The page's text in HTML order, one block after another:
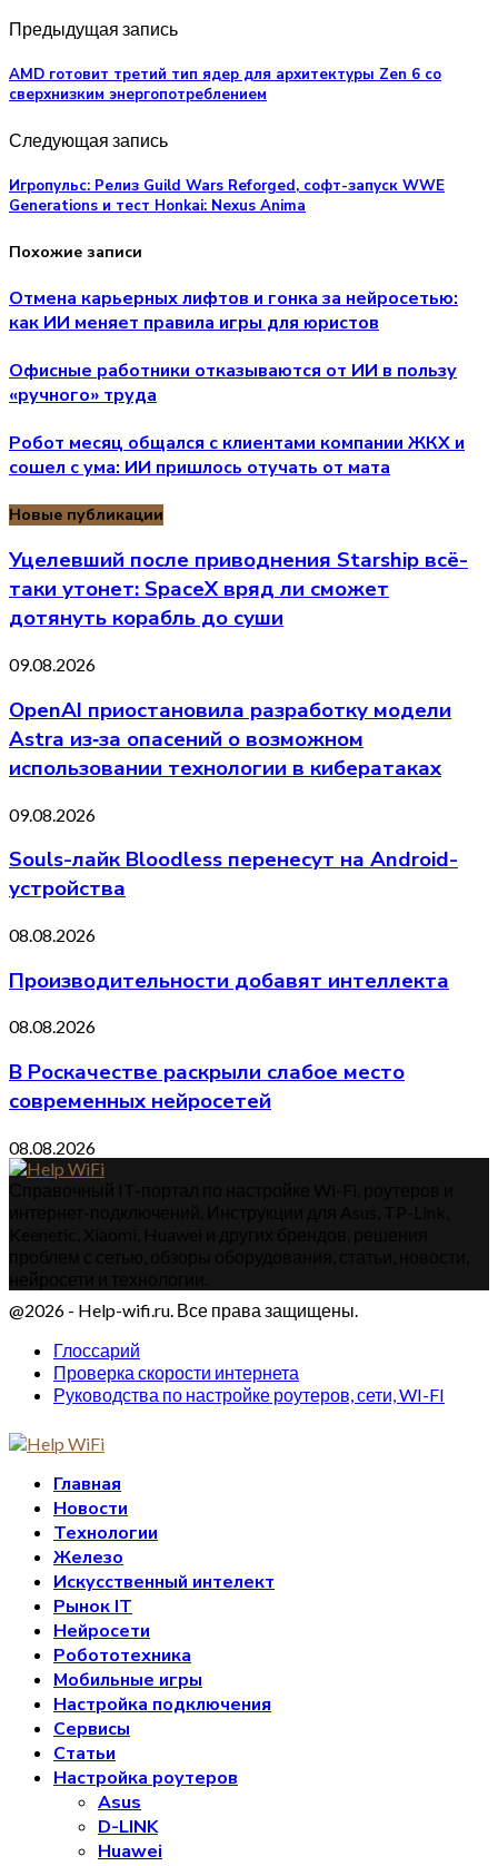
Предыдущая запись
AMD готовит третий тип ядер для архитектуры Zen 6 со
сверхнизким энергопотреблением
Следующая запись
Игропульс: Релиз Guild Wars Reforged, софт-запуск WWE
Generations и тест Honkai: Nexus Anima
Похожие записи
Отмена карьерных лифтов и гонка за нейросетью:
как ИИ меняет правила игры для юристов
Офисные работники отказываются от ИИ в пользу
«ручного» труда
Робот месяц общался с клиентами компании ЖКХ и
сошел с ума: ИИ пришлось отучать от мата
Новые публикации
Уцелевший после приводнения Starship всё-
таки утонет: SpaceX вряд ли сможет
дотянуть корабль до суши
09.08.2026
OpenAI приостановила разработку модели
Astra из‑за опасений о возможном
использовании технологии в кибератаках
09.08.2026
Souls-лайк Bloodless перенесут на Android-
устройства
08.08.2026
Производительности добавят интеллекта
08.08.2026
В Роскачестве раскрыли слабое место
современных нейросетей
08.08.2026
@2026 - Help-wifi.ru. Все права защищены.
Глоссарий
Проверка скорости интернета
Руководства по настройке роутеров, сети, WI-FI
Главная
Новости
Технологии
Железо
Искусственный интелект
Рынок IT
Нейросети
Робототехника
Мобильные игры
Настройка подключения
Сервисы
Статьи
Настройка роутеров
Asus
D-LINK
Huawei